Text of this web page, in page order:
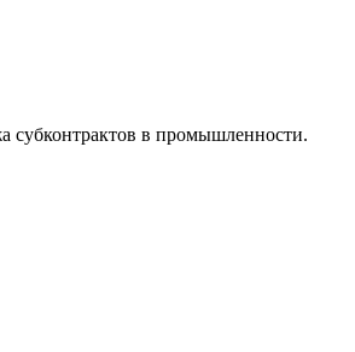
субконтрактов в промышленности.